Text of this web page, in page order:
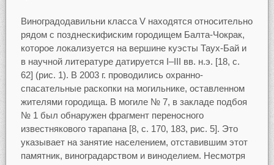
Виноградодавильни класса V находятся относительно
рядом с позднескифиским городищем Балта-Чокрак,
которое локализуется на вершине куэсты Таух-Бай и
в научной литературе датируется I–III вв. н.э. [18, с.
62] (рис. 1). В 2003 г. проводились охранно-
спасательные раскопки на могильнике, оставленном
жителями городища. В могиле № 7, в закладе подбоя
№ 1 был обнаружен фрагмент переносного
известнякового тарапана [8, с. 170, 183, рис. 5]. Это
указывает на занятие населением, отставившим этот
памятник, виноградарством и виноделием. Несмотря